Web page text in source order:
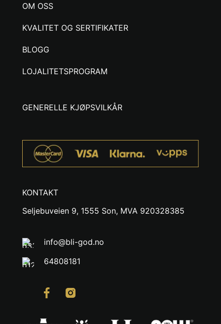
OM OSS
KVALITET OG SERTIFIKATER
BLOGG
LOJALITETSPROGRAM
GENERELLE KJØPSVILKÅR
KONTAKT
Seljebuveien 9, 1555 Son, MVA 920328385
info@bli-god.no
64808181